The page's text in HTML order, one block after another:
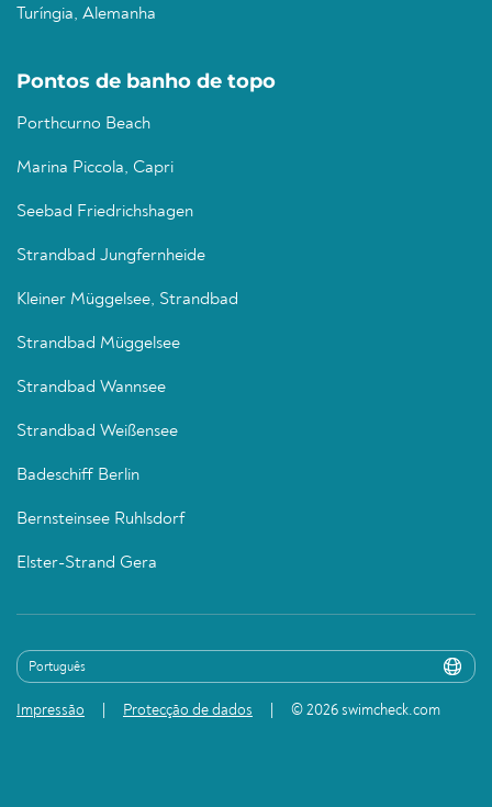
Turíngia, Alemanha
Pontos de banho de topo
Porthcurno Beach
Marina Piccola, Capri
Seebad Friedrichshagen
Strandbad Jungfernheide
Kleiner Müggelsee, Strandbad
Strandbad Müggelsee
Strandbad Wannsee
Strandbad Weißensee
Badeschiff Berlin
Bernsteinsee Ruhlsdorf
Elster-Strand Gera
Impressão Protecção de dados © 2026 swimcheck.com